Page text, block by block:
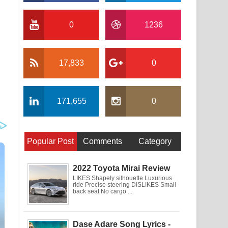
0 1236
17,833 0
171,655 0
Popular Post Comments Category
2022 Toyota Mirai Review
LIKES Shapely silhouette Luxurious
ride Precise steering DISLIKES Small
back seat No cargo ...
Dase Adare Song Lyrics -